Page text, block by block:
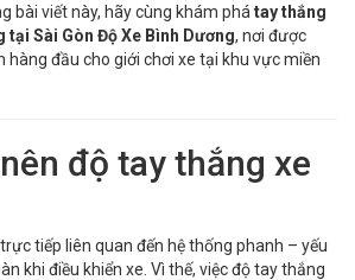
bài viết này, hãy cùng khám phá tay thắng
tại Sài Gòn Độ Xe Bình Dương, nơi được
hàng đầu cho giới chơi xe tại khu vực miền
độ tay thắng xe
tiếp liên quan đến hệ thống phanh – yếu
khi điều khiển xe. Vì thế, việc độ tay thắng